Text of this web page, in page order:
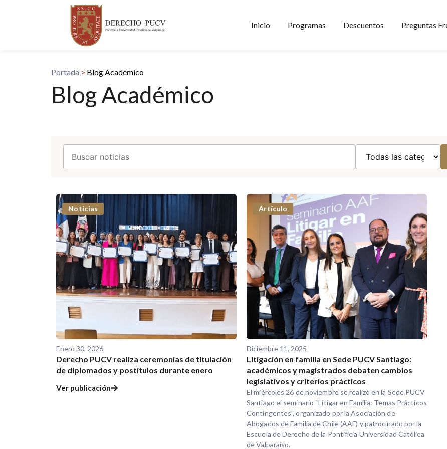
Inicio Programas Descuentos Preguntas
Portada > Blog Académico
Blog Académico
Noticias
Enero 30, 2026
Derecho PUCV realiza ceremonias de titulación
de diplomados y postítulos durante enero
Ver publicación
Artículo
Diciembre 11, 2025
Litigación en familia en Sede PUCV Santiago:
académicos y magistrados debaten cambios
legislativos y criterios prácticos
El miércoles 26 de noviembre se realizó en la Sede PUCV
Santiago el seminario “Litigar en Familia: Temas Prácticos
Contingentes”, organizado por la Asociación de
Abogados de Familia de Chile (AAF) y patrocinado por la
Escuela de Derecho de la Pontificia Universidad Católica
de Valparaíso.